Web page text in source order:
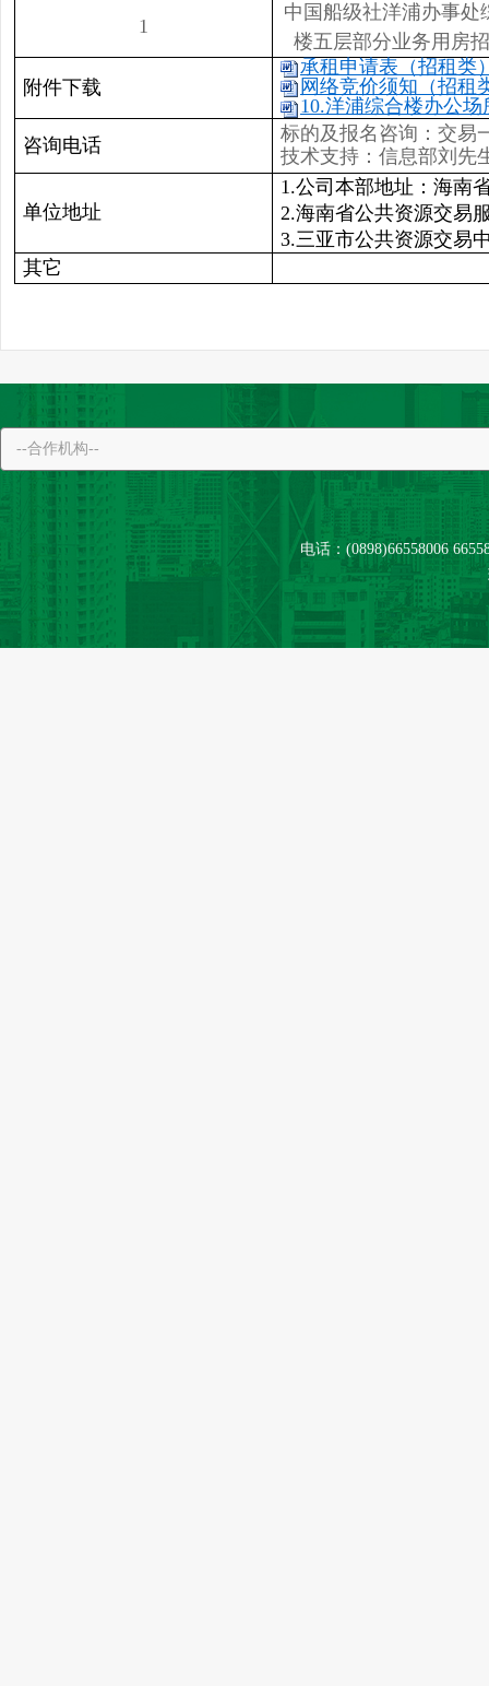
1
中国船级社洋浦办事处
楼五层部分业务用房
附件下载
承租申请表（招租类
网络竞价须知（招租
10.洋浦综合楼办公场
咨询电话
标的及报名咨询：交易
技术支持：信息部刘先
单位地址
1.公司本部地址：海南
2.海南省公共资源交易
3.三亚市公共资源交易
其它
电话：(0898)66558006